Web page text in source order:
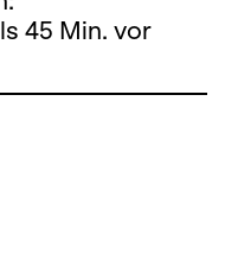
45 Min. vor